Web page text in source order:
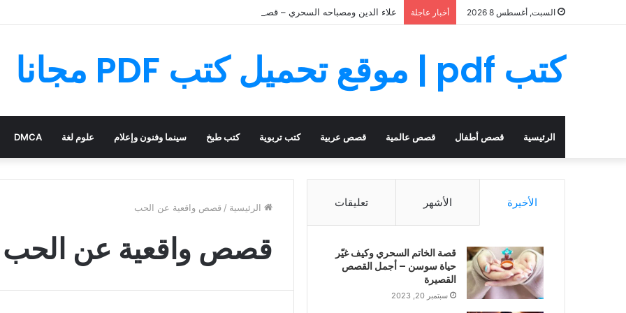
السبت, أغسطس 8 2026 أخبار عاجلة علاء الدين ومصباحه السحري – قصة رائعة مليئة بالمغامرات
كتب pdf | موقع تحميل كتب PDF مجانا
الرئيسية قصص أطفال قصص عالمية قصص عربية كتب تربوية كتب طبخ سينما وفنون وإعلام علوم لغة DMCA
الرئيسية / قصص واقعية عن الحب
قصص واقعية عن الحب
الأخيرة الأشهر تعليقات
قصة الخاتم السحري وكيف غيّر
حياة سوسن – أجمل القصص
القصيرة
سبتمبر 20, 2023